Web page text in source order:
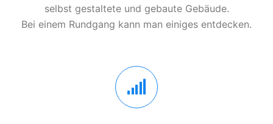
selbst gestaltete und gebaute Gebäude.
Bei einem Rundgang kann man einiges entdecken.